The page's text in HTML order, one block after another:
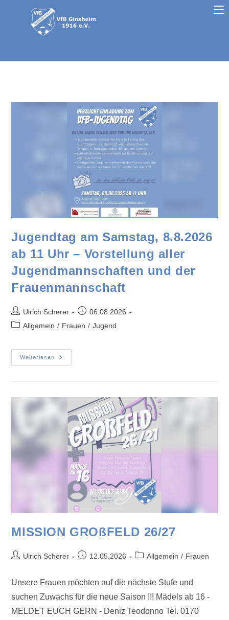
Jugendtag am Samstag, 8.8.2026
ab 11 Uhr – Vorstellung aller
Jugendmannschaften und der
Frauenmannschaft
Ulrich Scherer
06.08.2026
Allgemein / Frauen / Jugend
Weiterlesen
MISSION GROßFELD 26/27
Ulrich Scherer 12.05.2026 Allgemein / Frauen
Unsere Frauen möchten auf die nächste Stufe und
suchen Zuwachs für die neue Saison !!! Mädels ab 16 -
MELDET EUCH GERN - Deniz Teodonno Tel. 0170